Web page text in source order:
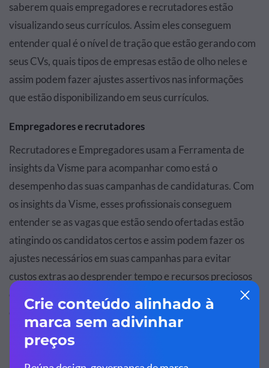
saberem quais empregadores e recrutadores estão
visualizando seus currículos. Assim eles conseguem
entender qual é o nível de tração que estão gerando com
seus CVs, quais tipos de empresas estão de olho neles e
assim podem fazer ajustes assertivos nas informações
que estão disponibilizando em seus currículos.
Empregadores e recrutadores
Recrutadores e Empregadores usam a Ferramenta de
insights da Visme para acompanhar como está o
desempenho das suas campanhas de candidaturas. Com
os insights da Visme, esses profissionais conseguem
entender se as vagas que estão sendo ofertadas estão
atingindo os candidatos certos e assim podem fazer os
ajustes necessários em suas campanhas para evitar
custos extras ao desprender tempo e recursos preciosos
com entrevistas e seleções com candidatos que não se
encaixam nas demandas das vagas.
Empresas e organizações
Milhares de Empresas e Organizações já estão usando e